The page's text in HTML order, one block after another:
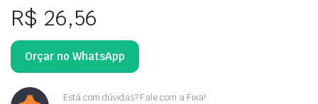
R$ 26,56
Orçar no WhatsApp
Está com dúvidas? Fale com a Fixa!